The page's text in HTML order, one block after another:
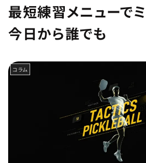
最短練習メニューでミ
今日から誰でも
コラム